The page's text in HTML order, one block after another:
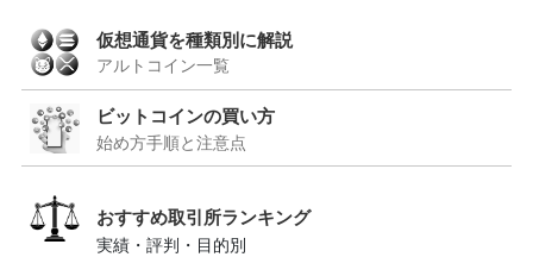
仮想通貨を種類別に解説
アルトコイン一覧
ビットコインの買い方
始め方手順と注意点
おすすめ取引所ランキング
実績・評判・目的別